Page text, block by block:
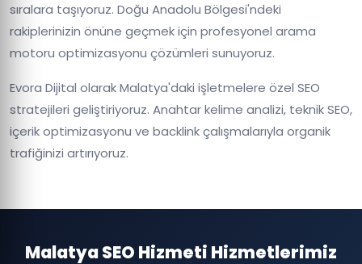
sıralara taşıyoruz. Doğu Anadolu Bölgesi'ndeki
rakiplerinizin önüne geçmek için profesyonel arama
motoru optimizasyonu çözümleri sunuyoruz.
Evora Dijital olarak Malatya'daki işletmelere özel SEO
stratejileri geliştiriyoruz. Anahtar kelime analizi, teknik SEO,
içerik optimizasyonu ve backlink çalışmalarıyla organik
trafiğinizi artırıyoruz.
Malatya SEO Hizmeti Hizmetlerimiz